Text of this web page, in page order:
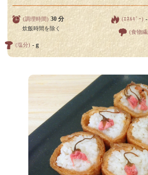
(調理時間) 30 分
炊飯時間を除く
(ｴﾈﾙｷﾞｰ)
(食物
(塩分) - g